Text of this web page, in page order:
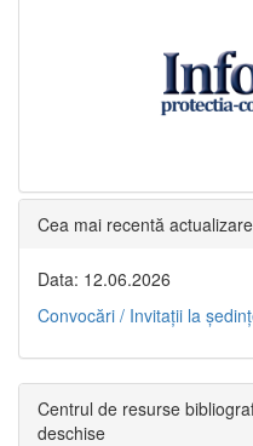
Cea mai recentă
Data: 12.06.2026
Convocări / Invitaţii la
Centrul de resurse
deschise